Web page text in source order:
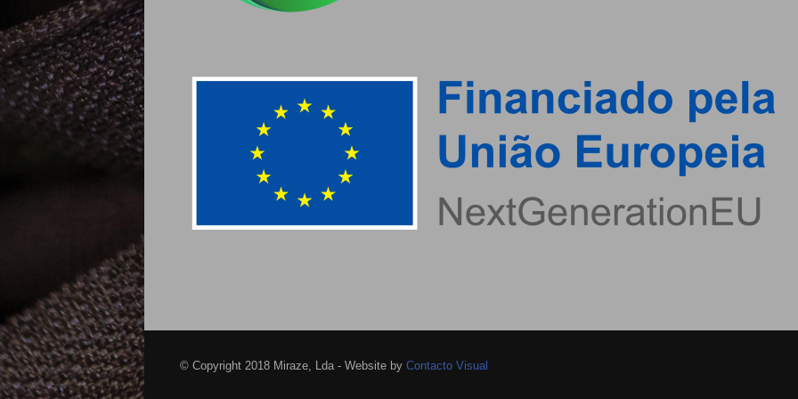
© Copyright 2018 Miraze, Lda - Website by Contacto Visual